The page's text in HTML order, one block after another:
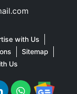
with Us
Sitemap
Us